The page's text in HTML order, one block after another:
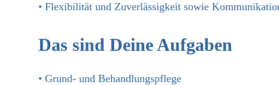
• Flexibilität und Zuverlässigkeit sowie
Das sind Deine Aufgaben
• Grund- und Behandlungspflege